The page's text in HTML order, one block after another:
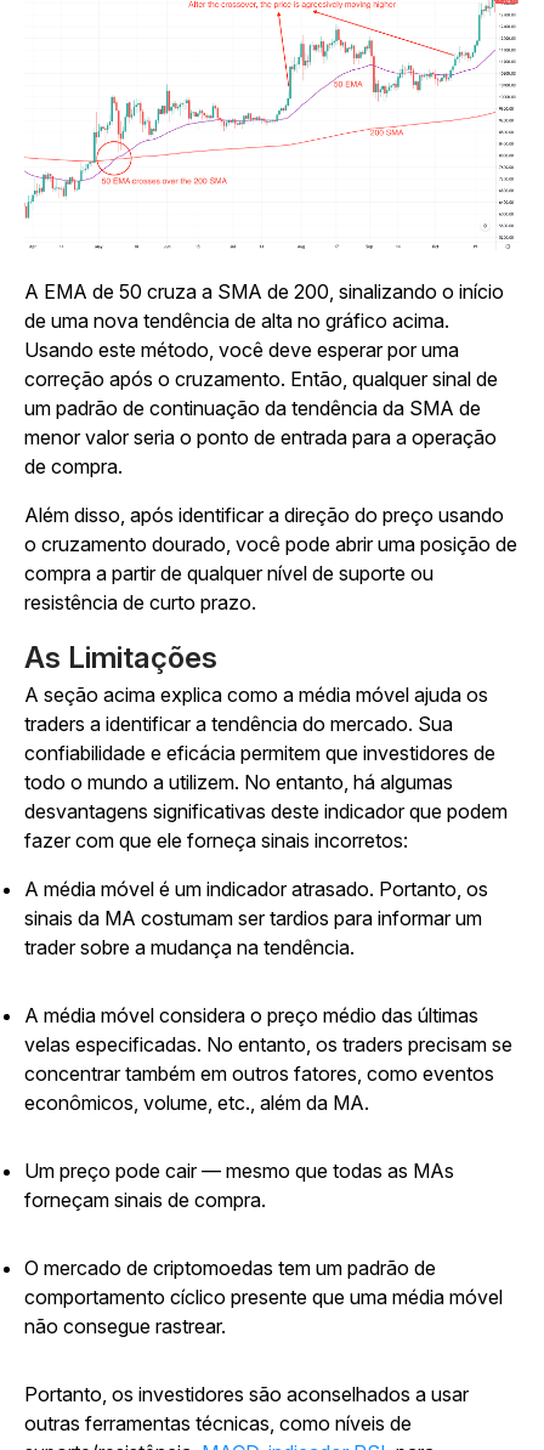
A EMA de 50 cruza a SMA de 200, sinalizando o início
de uma nova tendência de alta no gráfico acima.
Usando este método, você deve esperar por uma
correção após o cruzamento. Então, qualquer sinal de
um padrão de continuação da tendência da SMA de
menor valor seria o ponto de entrada para a operação
de compra.
Além disso, após identificar a direção do preço usando
o cruzamento dourado, você pode abrir uma posição de
compra a partir de qualquer nível de suporte ou
resistência de curto prazo.
As Limitações
A seção acima explica como a média móvel ajuda os
traders a identificar a tendência do mercado. Sua
confiabilidade e eficácia permitem que investidores de
todo o mundo a utilizem. No entanto, há algumas
desvantagens significativas deste indicador que podem
fazer com que ele forneça sinais incorretos:
A média móvel é um indicador atrasado. Portanto, os
sinais da MA costumam ser tardios para informar um
trader sobre a mudança na tendência.
A média móvel considera o preço médio das últimas
velas especificadas. No entanto, os traders precisam se
concentrar também em outros fatores, como eventos
econômicos, volume, etc., além da MA.
Um preço pode cair — mesmo que todas as MAs
forneçam sinais de compra.
O mercado de criptomoedas tem um padrão de
comportamento cíclico presente que uma média móvel
não consegue rastrear.
Portanto, os investidores são aconselhados a usar
outras ferramentas técnicas, como níveis de